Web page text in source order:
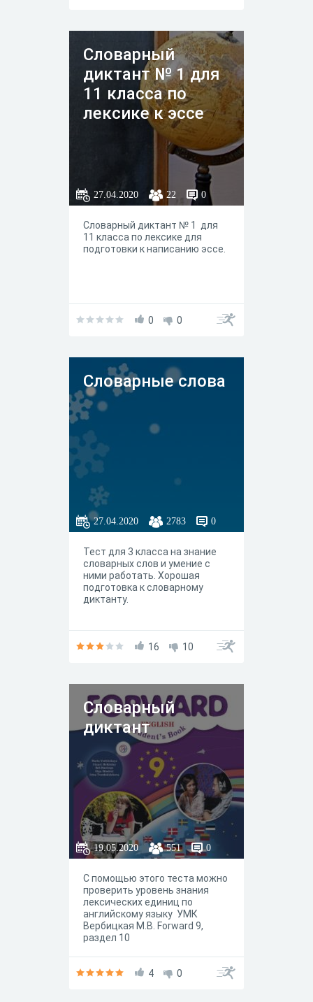
Словарный
диктант № 1 для
11 класса по
лексике к эссе
27.04.2020 22 0
Словарный диктант № 1 для
11 класса по лексике для
подготовки к написанию эссе.
0 0
Словарные слова
27.04.2020 2783 0
Тест для 3 класса на знание
словарных слов и умение с
ними работать. Хорошая
подготовка к словарному
диктанту.
16 10
Словарный
диктант
19.05.2020 551 0
С помощью этого теста можно
проверить уровень знания
лексических единиц по
английскому языку УМК
Вербицкая М.В. Forward 9,
раздел 10
4 0